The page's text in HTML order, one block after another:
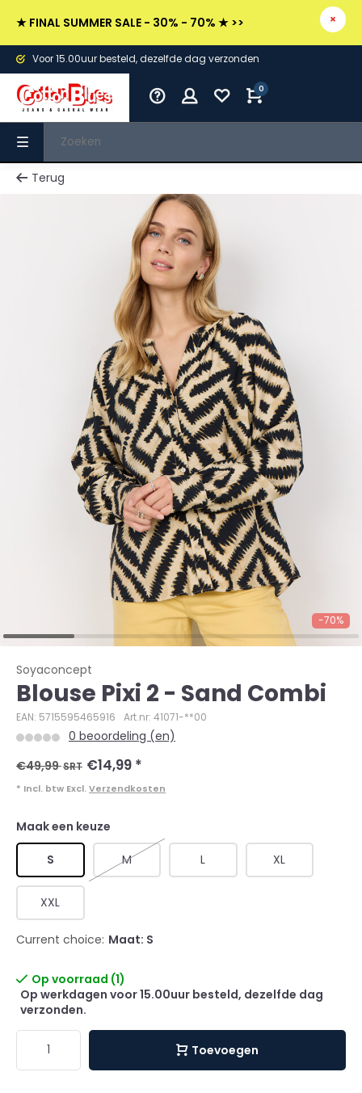
★ FINAL SUMMER SALE - 30% - 70% ★ >>
Voor 15.00uur besteld, dezelfde dag verzonden
0
Terug
-70%
Soyaconcept
Blouse Pixi 2 - Sand Combi
EAN: 5715595465916 Art.nr: 41071-**00
0 beoordeling (en)
€49,99SRT €14,99 *
* Incl. btw Excl. Verzendkosten
Maak een keuze
S M L XL
XXL
Current choice: Maat: S
Op voorraad (1)
Op werkdagen voor 15.00uur besteld, dezelfde dag
verzonden.
Toevoegen